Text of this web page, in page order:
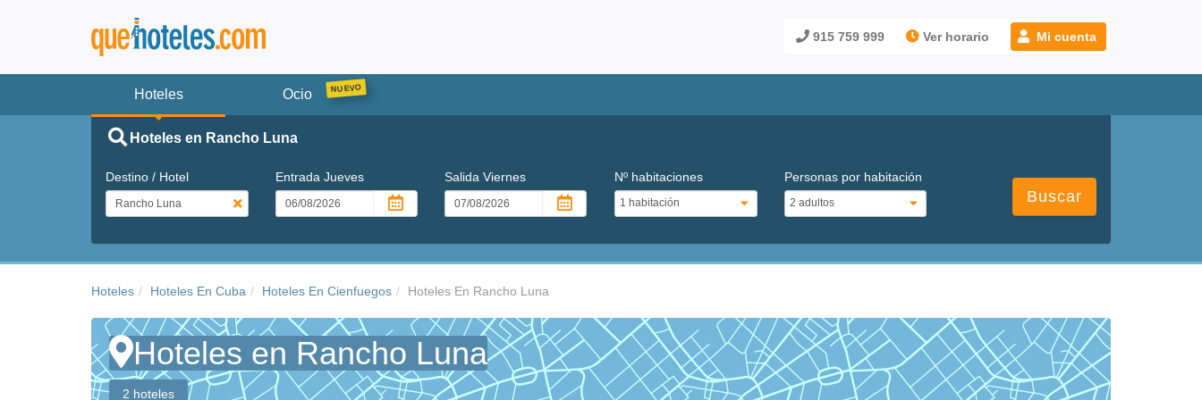
915 759 999 Ver horario Mi cuenta
Hoteles Ocio
Hoteles en Rancho Luna
Destino / Hotel Entrada Jueves SalidaViernes Nº habitaciones Personas por habitación
Buscar
Hoteles Hoteles En Cuba Hoteles En Cienfuegos Hoteles En Rancho Luna
Hoteles en Rancho Luna
2 hoteles